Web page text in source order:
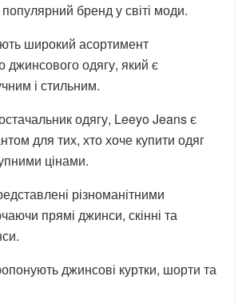
бренд у світі моди.
широкий асортимент
джинсового одягу, який є
і стильним.
одягу, Leeyo Jeans є
для тих, хто хоче купити одяг
цінами.
різноманітними
прямі джинси, скінні та
джинсові куртки, шорти та